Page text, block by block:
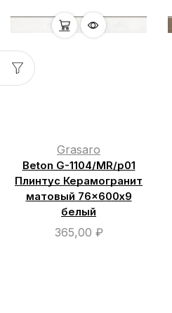
Grasaro
Beton G-1104/МR/р01
Плинтус Керамогранит
матовый 76×600х9
белый
365,00 ₽